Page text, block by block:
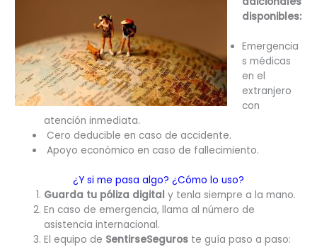
disponibles:
Emergencia
s médicas
en el
extranjero
con
atención inmediata.
Cero deducible en caso de accidente.
Apoyo económico en caso de fallecimiento.
¿Y si me pasa algo? ¿Cómo lo uso?
Guarda tu póliza digital y tenla siempre a la mano.
En caso de emergencia, llama al número de
asistencia internacional.
El equipo de SentirseSeguros te guía paso a paso: